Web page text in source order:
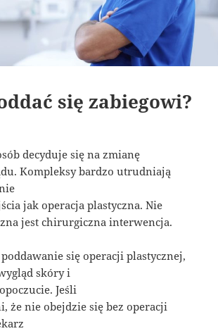
się zabiegowi?
decyduje się na zmianę
Kompleksy bardzo utrudniają
jak operacja plastyczna. Nie
jest chirurgiczna interwencja.
się operacji plastycznej,
skóry i
Jeśli
że nie obejdzie się bez operacji